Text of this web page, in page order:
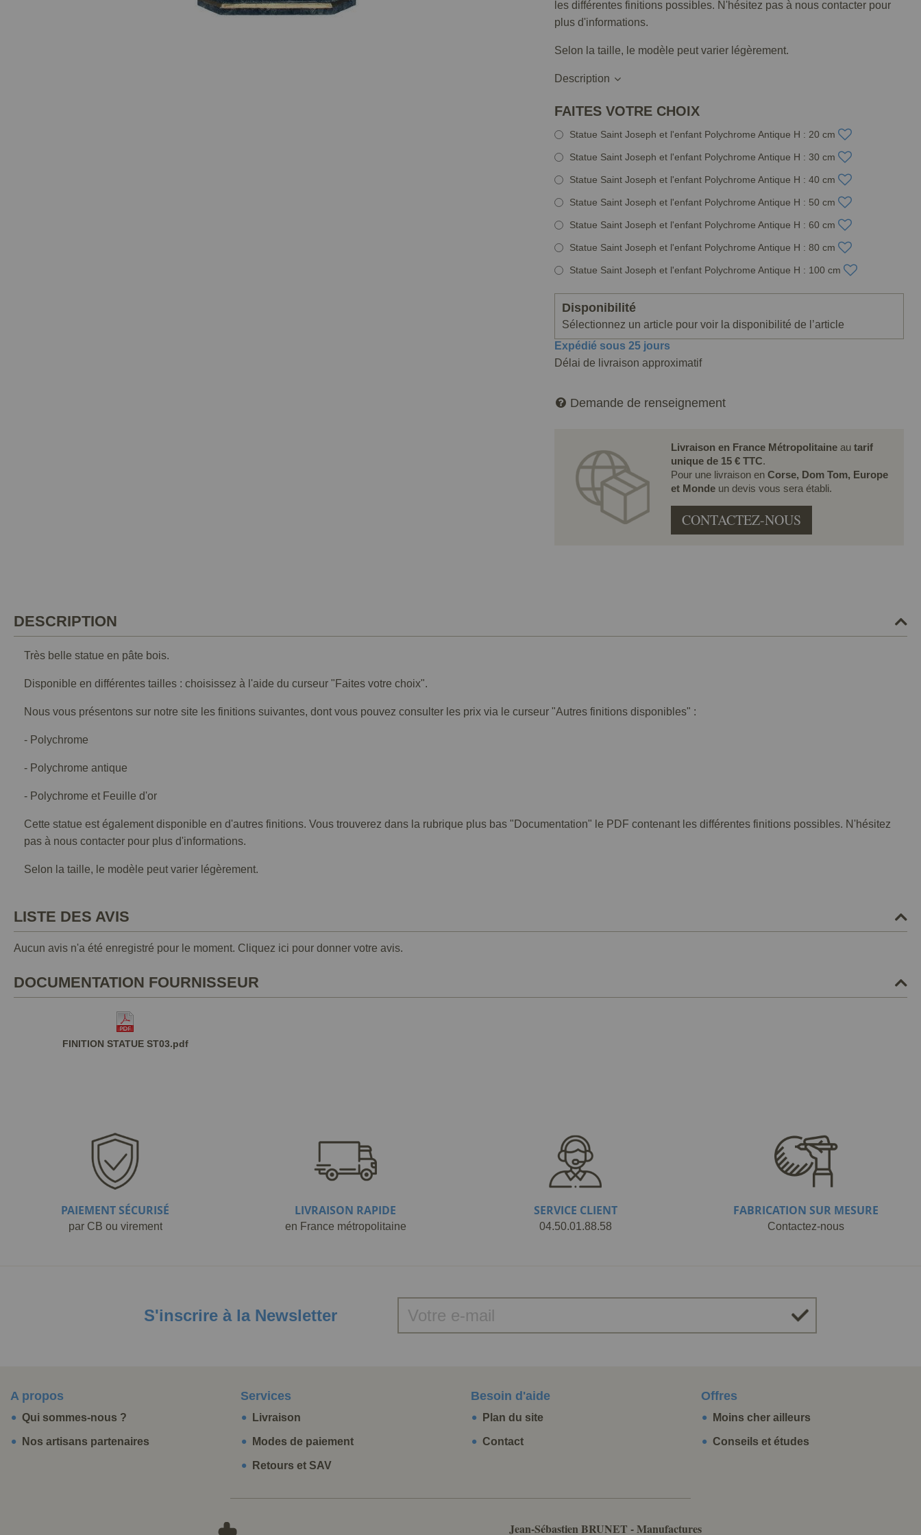
les différentes finitions possibles. N'hésitez pas à nous contacter pour
plus d'informations.
Selon la taille, le modèle peut varier légèrement.
Description
FAITES VOTRE CHOIX
Statue Saint Joseph et l'enfant Polychrome Antique H : 20 cm
Statue Saint Joseph et l'enfant Polychrome Antique H : 30 cm
Statue Saint Joseph et l'enfant Polychrome Antique H : 40 cm
Statue Saint Joseph et l'enfant Polychrome Antique H : 50 cm
Statue Saint Joseph et l'enfant Polychrome Antique H : 60 cm
Statue Saint Joseph et l'enfant Polychrome Antique H : 80 cm
Statue Saint Joseph et l'enfant Polychrome Antique H : 100 cm
Disponibilité
Sélectionnez un article pour voir la disponibilité de l’article
Expédié sous 25 jours
Délai de livraison approximatif
Demande de renseignement
Livraison en France Métropolitaineau tarif
unique de 15 € TTC.
Pour une livraison en Corse, Dom Tom, Europe
et Monde un devis vous sera établi.
CONTACTEZ-NOUS
DESCRIPTION
Très belle statue en pâte bois.
Disponible en différentes tailles : choisissez à l'aide du curseur "Faites votre choix".
Nous vous présentons sur notre site les finitions suivantes, dont vous pouvez consulter les prix via le curseur "Autres finitions disponibles" :
- Polychrome
- Polychrome antique
- Polychrome et Feuille d'or
Cette statue est également disponible en d'autres finitions. Vous trouverez dans la rubrique plus bas "Documentation" le PDF contenant les différentes finitions possibles. N'hésitez
pas à nous contacter pour plus d'informations.
Selon la taille, le modèle peut varier légèrement.
LISTE DES AVIS
Aucun avis n'a été enregistré pour le moment. Cliquez ici pour donner votre avis.
DOCUMENTATION FOURNISSEUR
FINITION STATUE ST03.pdf
PAIEMENT SÉCURISÉ
par CB ou virement
LIVRAISON RAPIDE
en France métropolitaine
SERVICE CLIENT
04.50.01.88.58
FABRICATION SUR MESURE
Contactez-nous
S'inscrire à la Newsletter
A propos
Qui sommes-nous ?
Nos artisans partenaires
Services
Livraison
Modes de paiement
Retours et SAV
Besoin d'aide
Plan du site
Contact
Offres
Moins cher ailleurs
Conseils et études
Jean-Sébastien BRUNET - Manufactures